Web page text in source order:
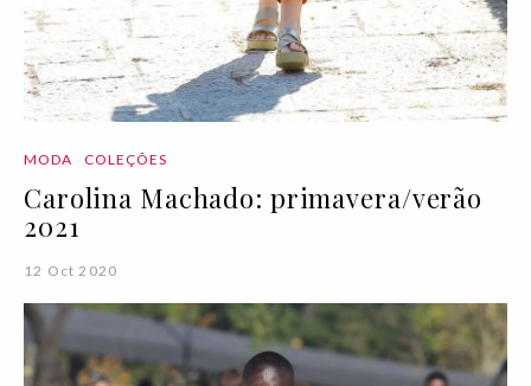
MODA COLEÇÕES
Carolina Machado: primavera/verão
2021
12 Oct 2020